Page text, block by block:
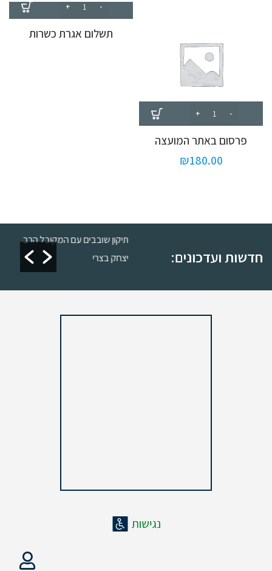
פרסום באתר המועצה
₪180.00
תשלום אגרת כשרות
חדשות ועדכונים:
תיקון שובבים עם המקובל הרב
יצחק בצרי